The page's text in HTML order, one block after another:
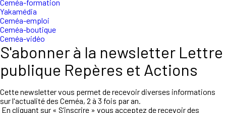
Ceméa-formation
Yakamédia
Ceméa-emploi
Ceméa-boutique
Ceméa-vidéo
S'abonner à la newsletter Lettre
publique Repères et Actions
Cette newsletter vous permet de recevoir diverses informations
sur l'actualité des Ceméa, 2 à 3 fois par an.
En cliquant sur « S’inscrire » vous acceptez de recevoir des